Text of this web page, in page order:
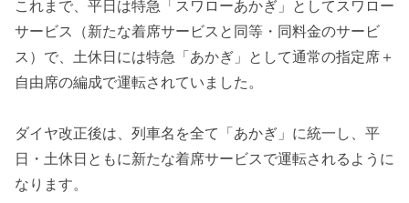
これまで、平日は特急「スワローあかぎ」としてスワロー
サービス（新たな着席サービスと同等・同料金のサービ
ス）で、土休日には特急「あかぎ」として通常の指定席＋
自由席の編成で運転されていました。
ダイヤ改正後は、列車名を全て「あかぎ」に統一し、平
日・土休日ともに新たな着席サービスで運転されるように
なります。